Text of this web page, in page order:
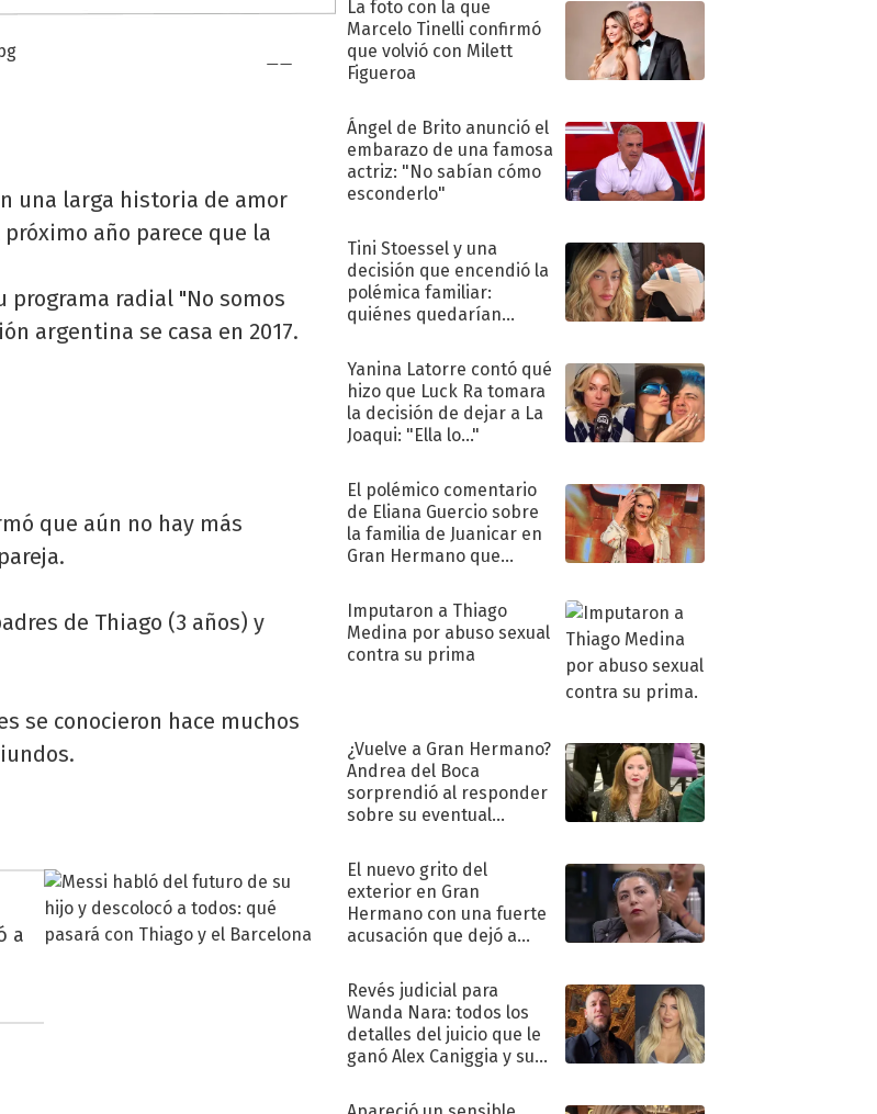
una larga historia de amor
año parece que la
programa radial "No somos
argentina se casa en 2017.
que aún no hay más
de Thiago (3 años) y
se conocieron hace muchos
a
La foto con la que
Marcelo Tinelli confirmó
que volvió con Milett
Figueroa
Ángel de Brito anunció el
embarazo de una famosa
actriz: "No sabían cómo
esconderlo"
Tini Stoessel y una
decisión que encendió la
polémica familiar:
quiénes quedarían
Yanina Latorre contó qué
hizo que Luck Ra tomara
la decisión de dejar a La
Joaqui: "Ella lo..."
El polémico comentario
de Eliana Guercio sobre
la familia de Juanicar en
Gran Hermano que
Imputaron a Thiago
Medina por abuso sexual
contra su prima
¿Vuelve a Gran Hermano?
Andrea del Boca
sorprendió al responder
sobre su eventual
El nuevo grito del
exterior en Gran
Hermano con una fuerte
acusación que dejó a
"Traidora"
Revés judicial para
Wanda Nara: todos los
detalles del juicio que le
ganó Alex Caniggia y sus